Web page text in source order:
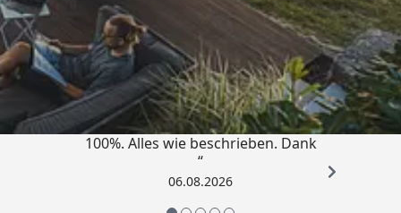
Trusted Shops
4,83/ 5
„Super schnell gelifert. Ware passt
100%. Alles wie beschrieben. Dank
“
06.08.2026